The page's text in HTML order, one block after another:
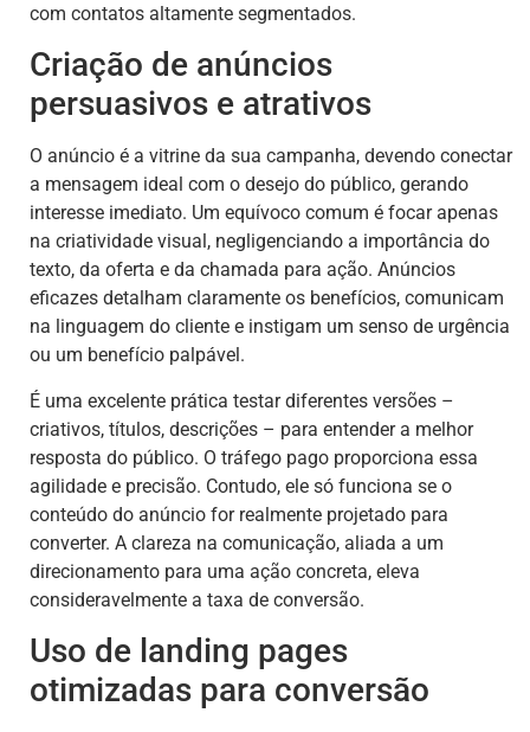
com contatos altamente segmentados.
Criação de anúncios
persuasivos e atrativos
O anúncio é a vitrine da sua campanha, devendo conectar
a mensagem ideal com o desejo do público, gerando
interesse imediato. Um equívoco comum é focar apenas
na criatividade visual, negligenciando a importância do
texto, da oferta e da chamada para ação. Anúncios
eficazes detalham claramente os benefícios, comunicam
na linguagem do cliente e instigam um senso de urgência
ou um benefício palpável.
É uma excelente prática testar diferentes versões –
criativos, títulos, descrições – para entender a melhor
resposta do público. O tráfego pago proporciona essa
agilidade e precisão. Contudo, ele só funciona se o
conteúdo do anúncio for realmente projetado para
converter. A clareza na comunicação, aliada a um
direcionamento para uma ação concreta, eleva
consideravelmente a taxa de conversão.
Uso de landing pages
otimizadas para conversão